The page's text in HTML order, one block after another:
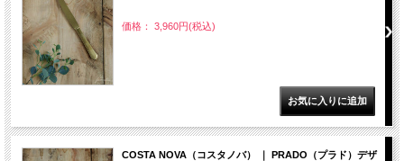
価格： 3,960円(税込)
COSTA NOVA（コスタノバ） ｜ PRADO（プラド）デザ